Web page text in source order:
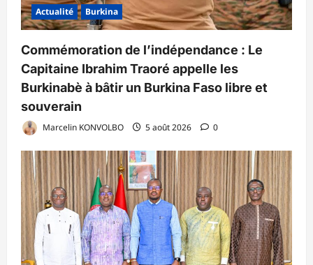
Actualité Burkina
Commémoration de l’indépendance : Le
Capitaine Ibrahim Traoré appelle les
Burkinabè à bâtir un Burkina Faso libre et
souverain
Marcelin KONVOLBO 5 août 2026 0